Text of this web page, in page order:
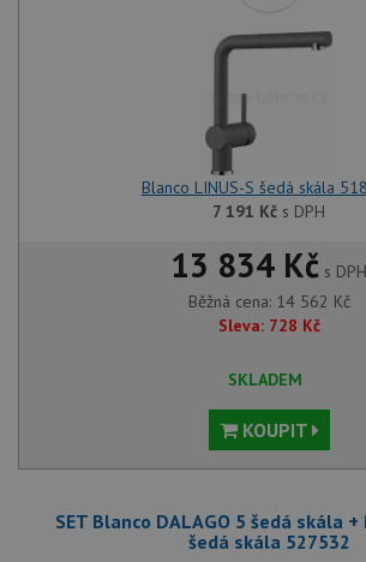
Blanco LINUS-S šedá skála
7 191 Kč s DPH
13 834 Kč s DPH
Běžná cena: 14 562 Kč
Sleva: 728 Kč
SKLADEM
KOUPIT
SET Blanco DALAGO 5 šedá skála +
šedá skála 527532